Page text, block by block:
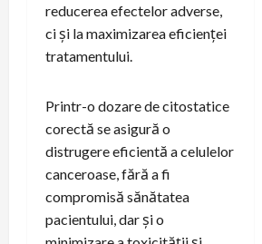
reducerea efectelor adverse,
ci și la maximizarea eficienței
tratamentului.
Printr-o dozare de citostatice
corectă se asigură o
distrugere eficientă a celulelor
canceroase, fără a fi
compromisă sănătatea
pacientului, dar și o